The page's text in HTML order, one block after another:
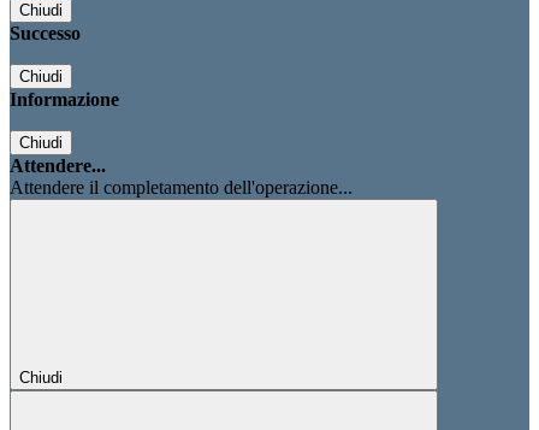
Chiudi
Successo
Chiudi
Informazione
Chiudi
Attendere...
Attendere il completamento dell'operazione...
Chiudi